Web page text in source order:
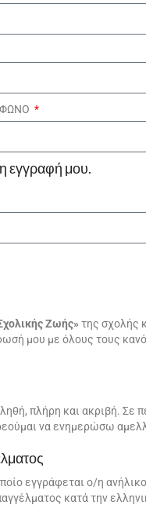
εγγραφή μου.
Ζωής»της σχολής
μου με όλους τους
πλήρη και ακριβή. Σε
να ενημερώσω
εγγράφεται ο/η
κατά την